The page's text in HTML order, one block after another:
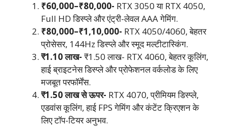
₹60,000–₹80,000- RTX 3050 या RTX 4050,
Full HD डिस्प्ले और एंट्री-लेवल AAA गेमिंग.
₹80,000–₹1,10,000- RTX 4050/4060, बेहतर
प्रोसेसर, 144Hz डिस्प्ले और स्मूद मल्टीटास्किंग.
₹1.10 लाख- ₹1.50 लाख- RTX 4060, बेहतर कूलिंग,
हाई ब्राइटनेस डिस्प्ले और प्रोफेशनल वर्कलोड के लिए
मजबूत परफॉर्मेंस.
₹1.50 लाख से ऊपर- RTX 4070, प्रीमियम डिस्प्ले,
एडवांस कूलिंग, हाई FPS गेमिंग और कंटेंट क्रिएशन के
लिए टॉप-टियर अनुभव.